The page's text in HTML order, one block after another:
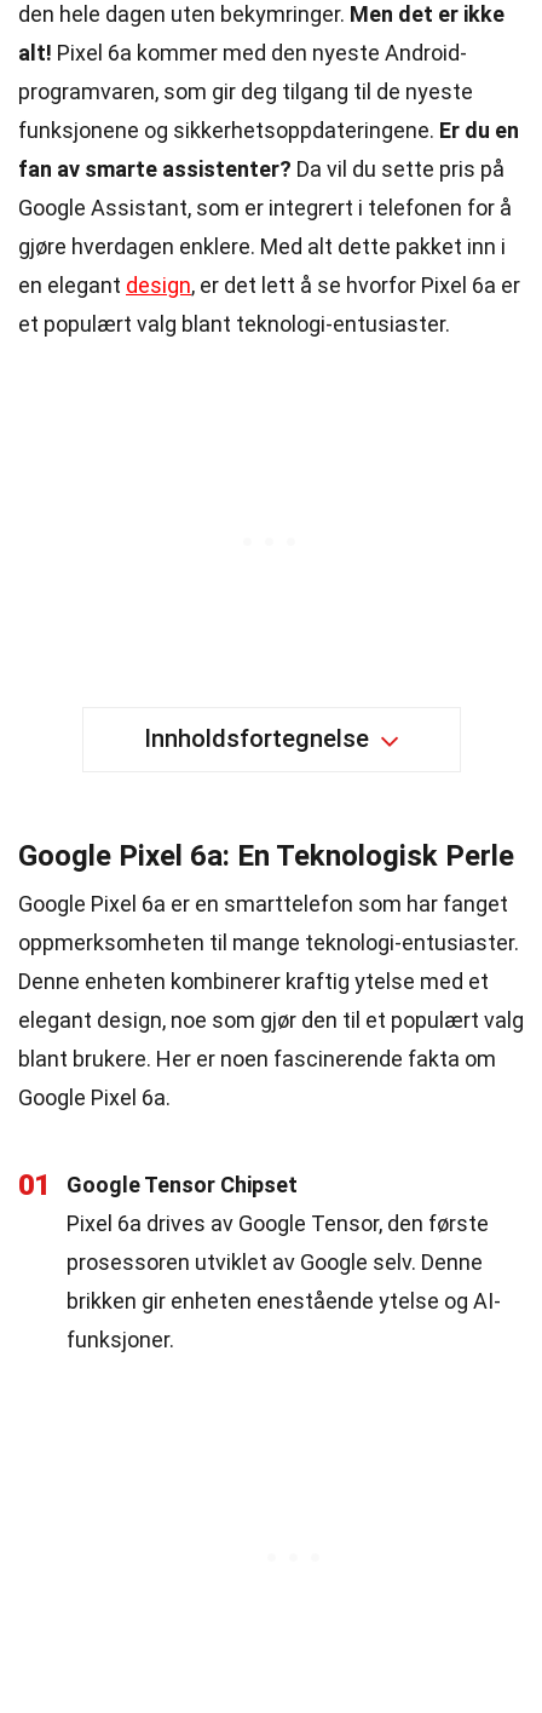
den hele dagen uten bekymringer. Men det er ikke
alt! Pixel 6a kommer med den nyeste Android-
programvaren, som gir deg tilgang til de nyeste
funksjonene og sikkerhetsoppdateringene. Er du en
fan av smarte assistenter? Da vil du sette pris på
Google Assistant, som er integrert i telefonen for å
gjøre hverdagen enklere. Med alt dette pakket inn i
en elegant design, er det lett å se hvorfor Pixel 6a er
et populært valg blant teknologi-entusiaster.
Innholdsfortegnelse
Google Pixel 6a: En Teknologisk Perle
Google Pixel 6a er en smarttelefon som har fanget
oppmerksomheten til mange teknologi-entusiaster.
Denne enheten kombinerer kraftig ytelse med et
elegant design, noe som gjør den til et populært valg
blant brukere. Her er noen fascinerende fakta om
Google Pixel 6a.
01
Google Tensor Chipset
Pixel 6a drives av Google Tensor, den første
prosessoren utviklet av Google selv. Denne
brikken gir enheten enestående ytelse og AI-
funksjoner.